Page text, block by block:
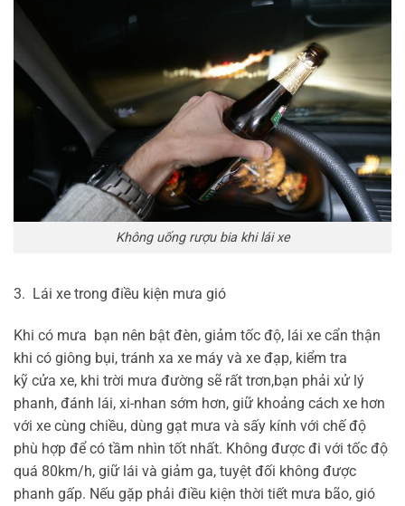
Không uống rượu bia khi lái xe
3. Lái xe trong điều kiện mưa gió
Khi có mưa bạn nên bật đèn, giảm tốc độ, lái xe cẩn thận
khi có giông bụi, tránh xa xe máy và xe đạp, kiểm tra
kỹ cửa xe, khi trời mưa đường sẽ rất trơn,bạn phải xử lý
phanh, đánh lái, xi-nhan sớm hơn, giữ khoảng cách xe hơn
với xe cùng chiều, dùng gạt mưa và sấy kính với chế độ
phù hợp để có tầm nhìn tốt nhất. Không được đi với tốc độ
quá 80km/h, giữ lái và giảm ga, tuyệt đối không được
phanh gấp. Nếu gặp phải điều kiện thời tiết mưa bão, gió